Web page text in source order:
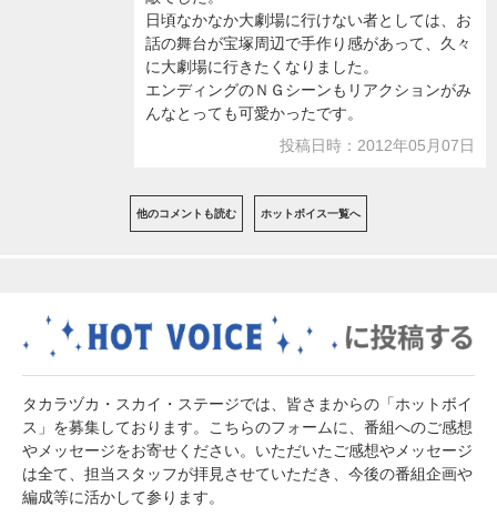
日頃なかなか大劇場に行けない者としては、お
話の舞台が宝塚周辺で手作り感があって、久々
に大劇場に行きたくなりました。
エンディングのＮＧシーンもリアクションがみ
んなとっても可愛かったです。
投稿日時：2012年05月07日
他のコメントも読む ホットボイス一覧へ
タカラヅカ・スカイ・ステージでは、皆さまからの「ホットボイ
ス」を募集しております。こちらのフォームに、番組へのご感想
やメッセージをお寄せください。いただいたご感想やメッセージ
は全て、担当スタッフが拝見させていただき、今後の番組企画や
編成等に活かして参ります。